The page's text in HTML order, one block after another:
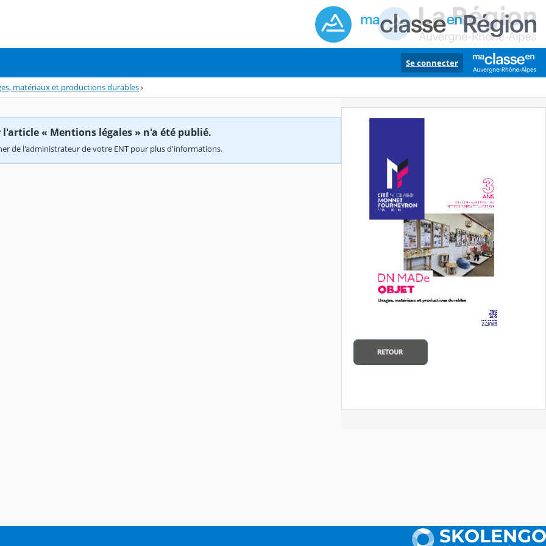
Se connecter
matériaux et productions durables›
« Mentions légales » n'a été publié.
de l'administrateur de votre ENT pour plus d'informations.